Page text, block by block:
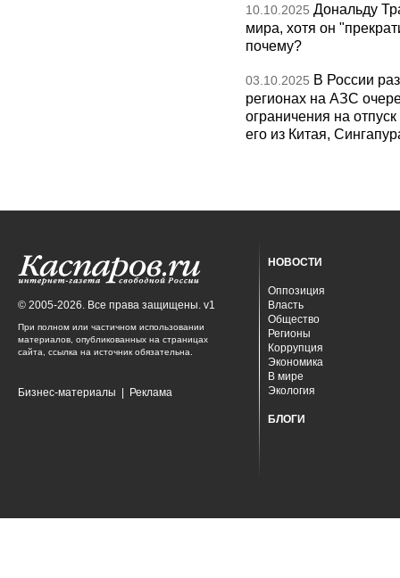
10.10.2025 Дональду
мира, хотя он
почему?
03.10.2025 В России
регионах на АЗС
ограничения на
его из Китая,
© 2005-2026. Все права защищены. v1
При полном или частичном использовании
материалов, опубликованных на страницах
сайта, ссылка на источник обязательна.
Бизнес-материалы Реклама
НОВОСТИ
Оппозиция
Власть
Общество
Регионы
Коррупция
Экономика
В мире
Экология
БЛОГИ